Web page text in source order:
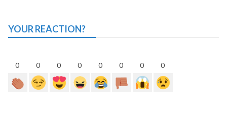
YOUR REACTION?
0 0 0 0 0 0 0 0